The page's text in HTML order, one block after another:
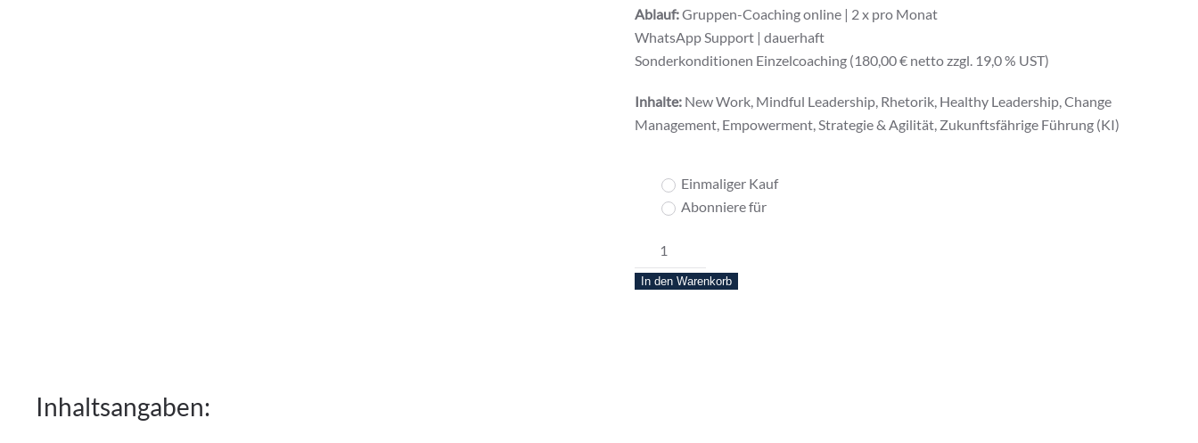
Ablauf:Gruppen-Coaching online | 2 x pro Monat
WhatsApp Support | dauerhaft
Sonderkonditionen Einzelcoaching (180,00 € netto zzgl. 19,0 % UST)
Inhalte: New Work, Mindful Leadership, Rhetorik, Healthy Leadership, Change
Management, Empowerment, Strategie & Agilität, Zukunftsfährige Führung (KI)
Wähle Einmaliger Kauf
Abonniere für
NEW
WORK
Leaders
In den Warenkorb
Inhaltsangaben: